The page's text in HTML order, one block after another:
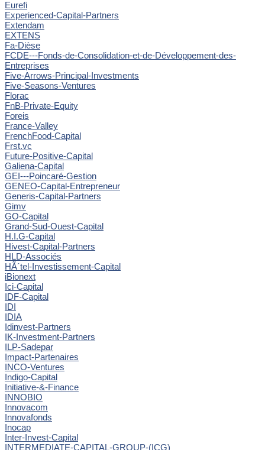
Eurefi
Experienced-Capital-Partners
Extendam
EXTENS
Fa-Dièse
FCDE---Fonds-de-Consolidation-et-de-Développement-des-
Entreprises
Five-Arrows-Principal-Investments
Five-Seasons-Ventures
Florac
FnB-Private-Equity
Foreis
France-Valley
FrenchFood-Capital
Frst.vc
Future-Positive-Capital
Galiena-Capital
GEI---Poincaré-Gestion
GENEO-Capital-Entrepreneur
Generis-Capital-Partners
Gimv
GO-Capital
Grand-Sud-Ouest-Capital
H.I.G-Capital
Hivest-Capital-Partners
HLD-Associés
HÃ´tel-Investissement-Capital
iBionext
Ici-Capital
IDF-Capital
IDI
IDIA
Idinvest-Partners
IK-Investment-Partners
ILP-Sadepar
Impact-Partenaires
INCO-Ventures
Indigo-Capital
Initiative-&-Finance
INNOBIO
Innovacom
Innovafonds
Inocap
Inter-Invest-Capital
INTERMEDIATE-CAPITAL-GROUP-(ICG)